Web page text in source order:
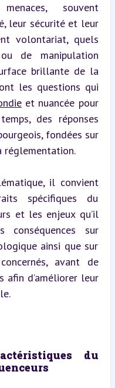
souvent
leur sécurité et leur
volontariat, quels
ou de manipulation
brillante de la
les questions qui
et nuancée pour
des réponses
fondées sur
réglementation.
il convient
spécifiques du
et les enjeux qu’il
conséquences sur
ainsi que sur
avant de
afin d’améliorer leur
du